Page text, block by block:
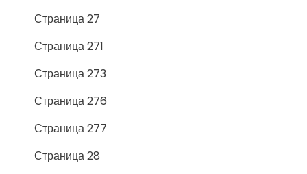
Страница 27
Страница 271
Страница 273
Страница 276
Страница 277
Страница 28